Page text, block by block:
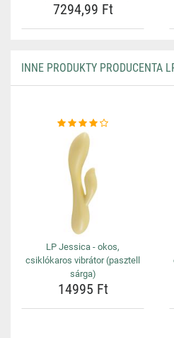
7294,99 Ft
INNE PRODUKTY PRODUCENTA
LP Jessica - okos,
csiklókaros vibrátor (pasztell
sárga)
14995 Ft